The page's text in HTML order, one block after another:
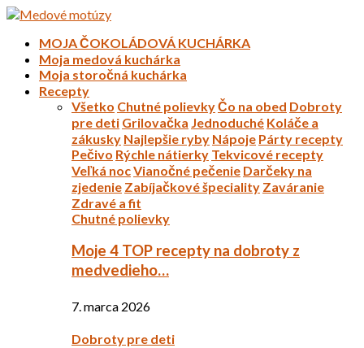
MOJA ČOKOLÁDOVÁ KUCHÁRKA
Moja medová kuchárka
Moja storočná kuchárka
Recepty
Všetko Chutné polievkyČo na obed Dobroty
pre deti Grilovačka Jednoduché Koláče a
zákusky Najlepšie ryby Nápoje Párty recepty
Pečivo Rýchle nátierky Tekvicové recepty
Veľká nocVianočné pečenie Darčeky na
zjedenie Zabíjačkové špeciality Zaváranie
Zdravé a fit
Chutné polievky
Moje 4 TOP recepty na dobroty z
medvedieho…
7. marca 2026
Dobroty pre deti